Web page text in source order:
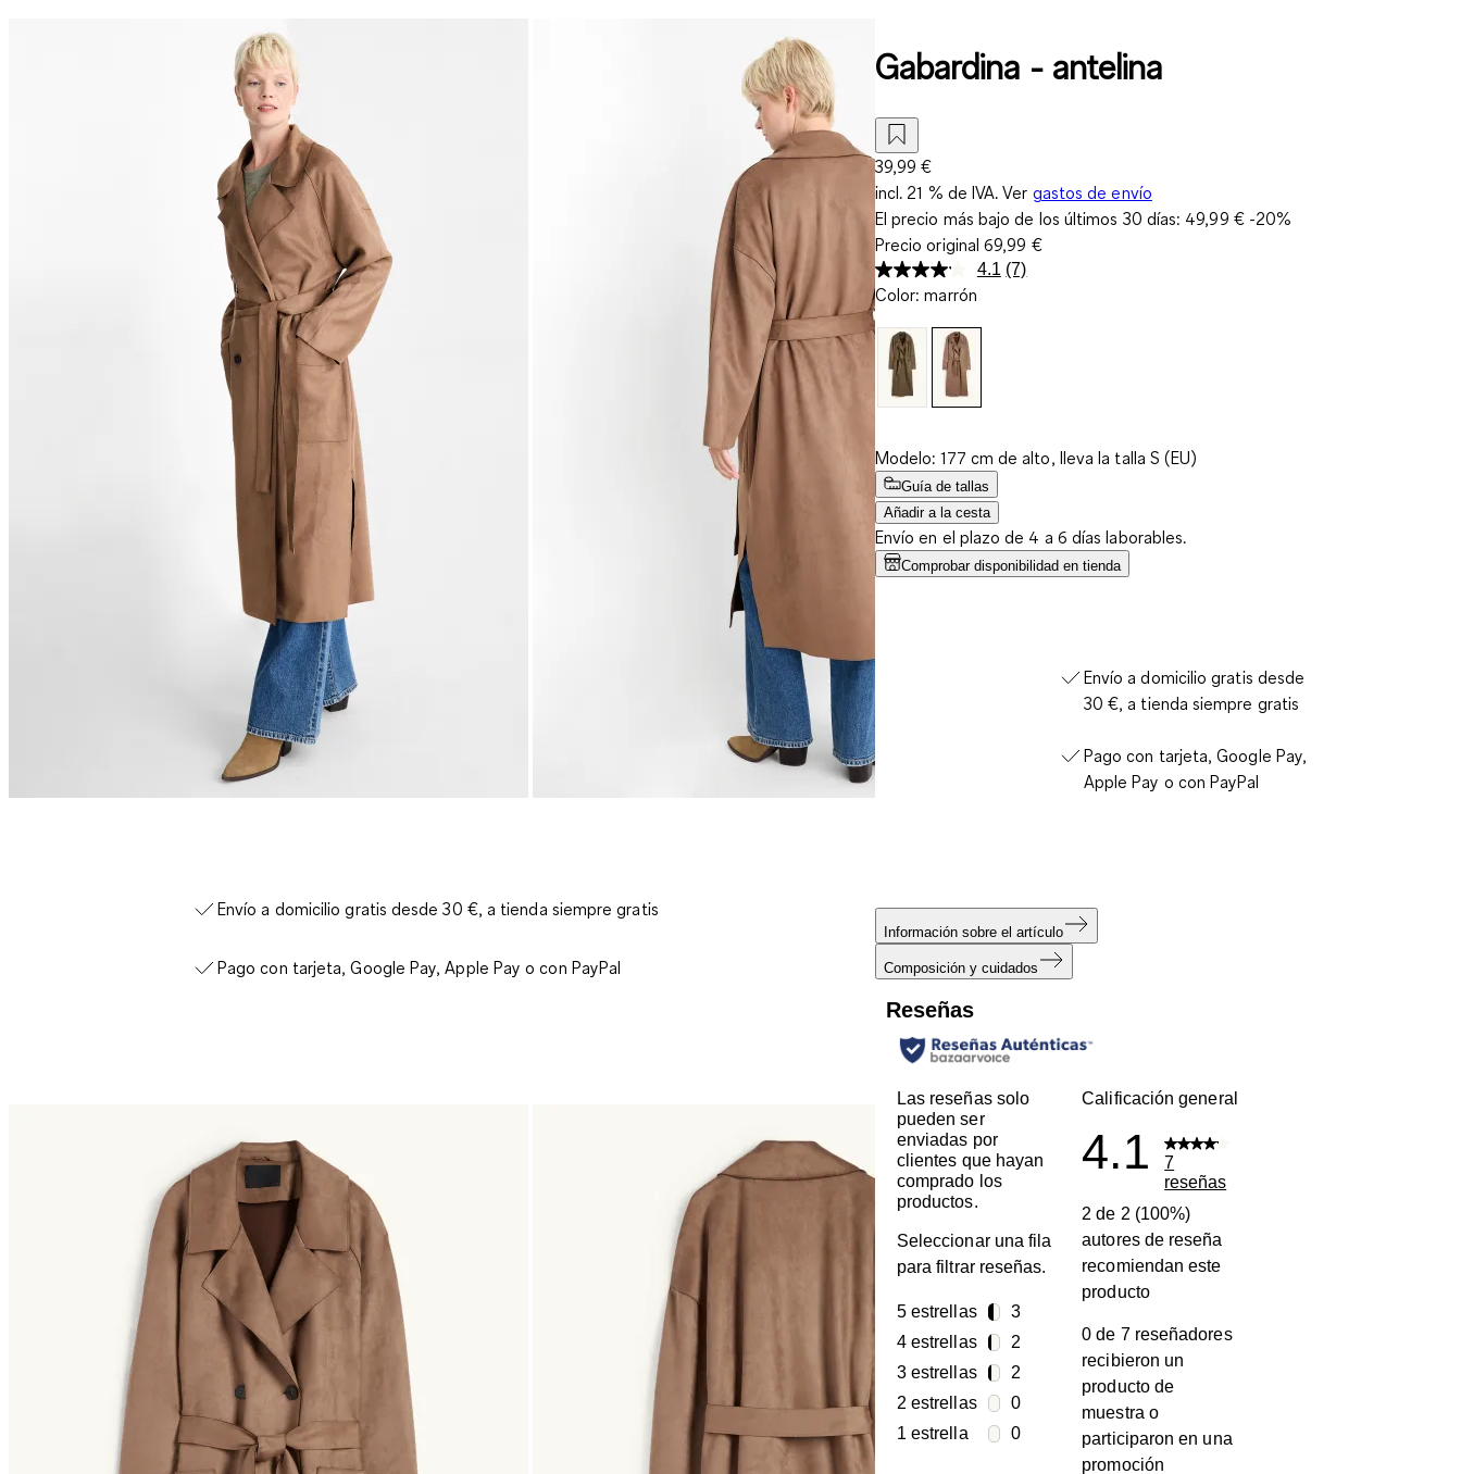
Envío a domicilio gratis desde 30 €, a tienda siempre gratis
Pago con tarjeta, Google Pay, Apple Pay o con PayPal
Gabardina - antelina
39,99 €
incl. 21 % de IVA. Ver gastos de envío
El precio más bajo de los últimos 30 días: 49,99 €-20%
Precio original69,99 €
4.1 Lea
(7)
Color: marrón
Modelo: 177 cm de alto, lleva la talla S (EU)
Guía de tallas
Añadir a la cesta
Envío en el plazo de 4 a 6 días laborables.
Comprobar disponibilidad en tienda
Envío a domicilio gratis desde
30 €, a tienda siempre gratis
Pago con tarjeta, Google Pay,
Apple Pay o con PayPal
Información sobre el artículo
Composición y cuidados
Reseñas
Las reseñas solo
pueden ser
enviadas por
clientes que hayan
comprado los
productos.
Seleccionar una fila
para filtrar reseñas.
5 estrellasestrellas
3
3 reseñas con 5 estrellas.
4 estrellasestrellas
2
2 reseñas con 4 estrellas.
3 estrellasestrellas
2
2 reseñas con 3 estrellas.
2 estrellasestrellas
0
0 reseñas con 2 estrellas.
1 estrellaestrellas
0
0 reseñas con 1 estrella.
Calificación general
4.1
7
reseñas
2 de 2 (100%)
autores de reseña
recomiendan este
producto
0 de 7 reseñadores
recibieron un
producto de
muestra o
participaron en una
promoción